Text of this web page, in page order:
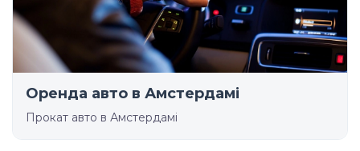
Оренда авто в Амстердамі
Прокат авто в Амстердамі